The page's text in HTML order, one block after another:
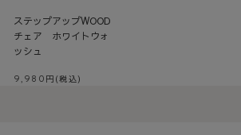
ステップアップWOOD
チェア ホワイトウォ
ッシュ
9,980